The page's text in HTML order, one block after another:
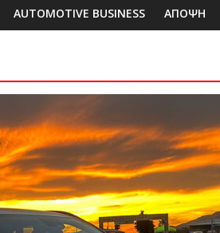
AUTOMOTIVE BUSINESS ΑΠΟΨΗ